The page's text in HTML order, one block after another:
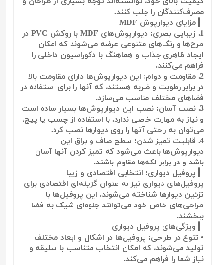
مصرف‌کنندگان را جلب کنند.
▎ مزایای دیوارپوش MDF
1. زیبایی بصری: دیوارپوش‌های MDF با روکش PVC در
طرح‌ها و رنگ‌های متنوعی عرضه می‌شوند که امکان
ایجاد ظاهری جذاب و هماهنگ با دکوراسیون داخلی را
فراهم می‌کنند.
2. مقاومت و دوام: این دیوارپوش‌ها دارای مقاومت بالا
در برابر رطوبت و ضربه هستند، که آنها را برای استفاده در
فضاهای مختلف مناسب می‌سازد.
3. نصب آسان: نصب این دیوارپوش‌ها بسیار ساده است
و نیاز به مهارت خاصی ندارد. با استفاده از چسب یا پیچ،
می‌توان به راحتی آنها را روی دیوارها نصب کرد.
4. قابلیت تمیز شدن: سطح صاف و براق این
دیوارپوش‌ها باعث می‌شود که تمیز کردن آنها آسان
باشد و در برابر لکه‌ها مقاوم باشند.
▎ پروفیل دیواری: انتخابی اقتصادی و زیبا
پروفیل‌های دیواری نیز به عنوان گزینه‌ای اقتصادی برای
تزئین دیوارها شناخته می‌شوند. این پروفیل‌ها با
طراحی‌های خاص خود می‌توانند جلوه‌ای شیک به فضا
ببخشند.
▎ ویژگی‌های پروفیل دیواری
• تنوع در طراحی: پروفیل‌ها در اشکال و ابعاد مختلف
تولید می‌شوند، که امکان انتخاب متناسب با سلیقه و
نیاز شما را فراهم می‌کند.